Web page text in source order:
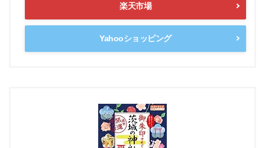
楽天市場
Yahooショッピング